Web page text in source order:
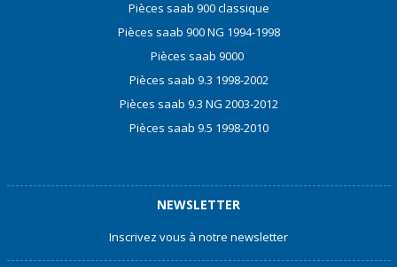
Pièces saab 900 classique
Pièces saab 900 NG 1994-1998
Pièces saab 9000
Pièces saab 9.3 1998-2002
Pièces saab 9.3 NG 2003-2012
Pièces saab 9.5 1998-2010
NEWSLETTER
Inscrivez vous à notre newsletter